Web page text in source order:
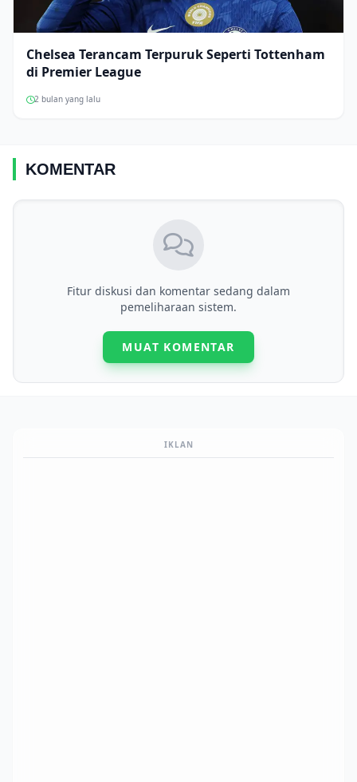
Chelsea Terancam Terpuruk Seperti Tottenham
di Premier League
2 bulan yang lalu
KOMENTAR
Fitur diskusi dan komentar sedang dalam
pemeliharaan sistem.
MUAT KOMENTAR
IKLAN